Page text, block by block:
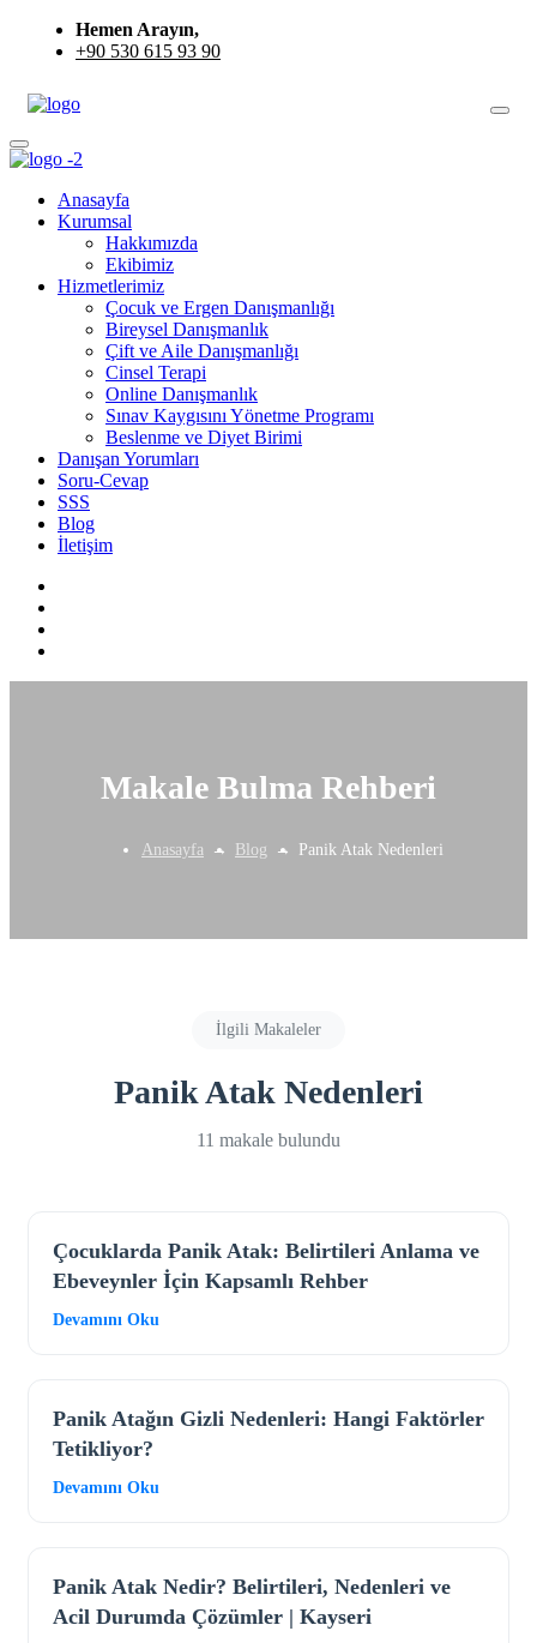
Hemen Arayın,
+90 530 615 93 90
Anasayfa
Kurumsal
Hakkımızda
Ekibimiz
Hizmetlerimiz
Çocuk ve Ergen Danışmanlığı
Bireysel Danışmanlık
Çift ve Aile Danışmanlığı
Cinsel Terapi
Online Danışmanlık
Sınav Kaygısını Yönetme Programı
Beslenme ve Diyet Birimi
Danışan Yorumları
Soru-Cevap
SSS
Blog
İletişim
Makale Bulma Rehberi
Anasayfa Blog Panik Atak Nedenleri
İlgili Makaleler
Panik Atak Nedenleri
11 makale bulundu
Çocuklarda Panik Atak: Belirtileri Anlama ve
Ebeveynler İçin Kapsamlı Rehber
Devamını Oku
Panik Atağın Gizli Nedenleri: Hangi Faktörler
Tetikliyor?
Devamını Oku
Panik Atak Nedir? Belirtileri, Nedenleri ve
Acil Durumda Çözümler | Kayseri